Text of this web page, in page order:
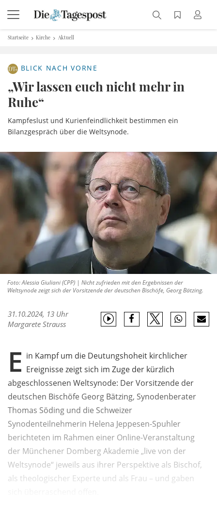
Startseite Kirche Aktuell
BLICK NACH VORNE
„Wir lassen euch nicht mehr in
Ruhe“
Kampfeslust und Kurienfeindlichkeit bestimmen ein
Bilanzgespräch über die Weltsynode.
Foto: Alessia Giuliani (CPP) | Nicht zufrieden mit den Ergebnissen der
Weltsynode zeigt sich der Vorsitzende der deutschen Bischöfe, Georg Bätzing.
31.10.2024, 13 Uhr
Margarete Strauss
E in Kampf um die Deutungshoheit kirchlicher
Ereignisse zeigt sich im Zuge der kürzlich
abgeschlossenen Weltsynode: Der Vorsitzende der
deutschen Bischöfe Georg Bätzing, Synodenberater
Thomas Söding und die Schweizer
Synodenteilnehmerin Helena Jeppesen-Spuhler
berichteten im Rahmen einer Online-Veranstaltung
der Münchener Domberg Akademie „live von der
Weltsynode“ jeweils aus ihrer Perspektive als Bischof,
als theologischer Experte und als Frau – und gaben